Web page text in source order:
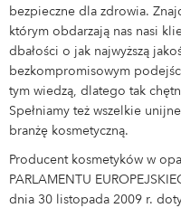
bezpieczne dla zdrowia.
którym obdarzają nas nasi
dbałości o jak najwyższą
bezkompromisowym
tym wiedzą, dlatego tak
Spełniamy też wszelkie
branżę kosmetyczną.
Producent kosmetyków w
PARLAMENTU
dnia 30 listopada 2009 r.